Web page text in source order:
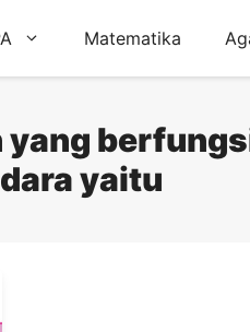
Matematika
yaitu